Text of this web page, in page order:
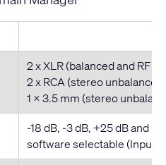
2 x XLR (balanced and RF
2 x RCA (stereo unbalanced)
1 x 3.5 mm (stereo
-18 dB, -3 dB, +25 dB and
software selectable (Inputs